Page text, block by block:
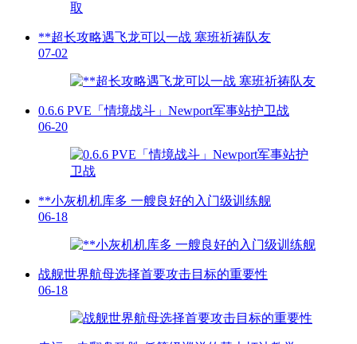
**超长攻略遇飞龙可以一战 塞班祈祷队友
07-02
0.6.6 PVE「情境战斗」Newport军事站护卫战
06-20
**小灰机机库多 一艘良好的入门级训练舰
06-18
战舰世界航母选择首要攻击目标的重要性
06-18